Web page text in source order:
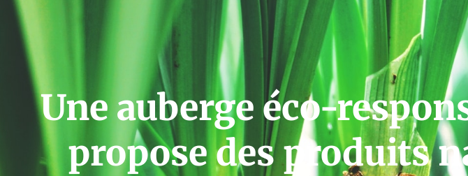
Une auberge éco-
propose des produits